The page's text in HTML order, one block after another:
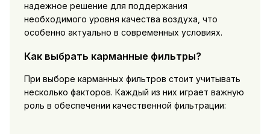
надежное решение для поддержания
необходимого уровня качества воздуха, что
особенно актуально в современных условиях.
Как выбрать карманные фильтры?
При выборе карманных фильтров стоит учитывать
несколько факторов. Каждый из них играет важную
роль в обеспечении качественной фильтрации: